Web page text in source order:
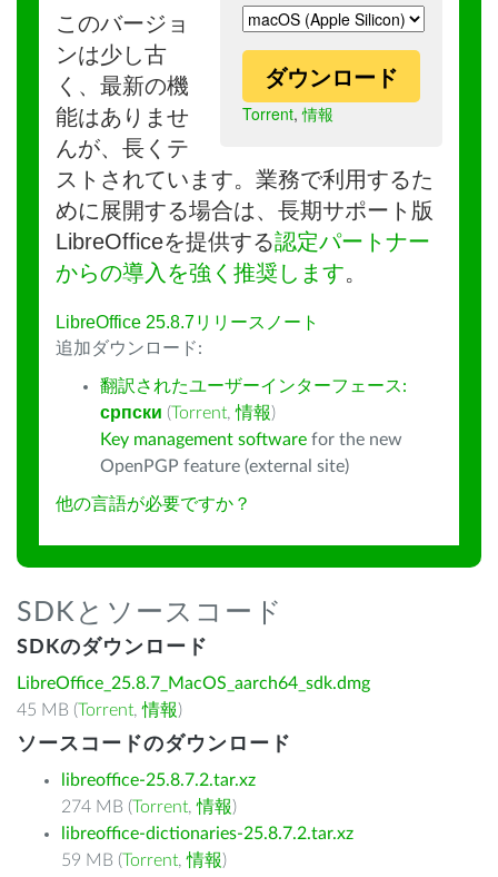
ダウンロード
Torrent,情報
このバージョ
ンは少し古
く、最新の機
能はありませ
んが、長くテ
ストされています。業務で利用するた
めに展開する場合は、長期サポート版
LibreOfficeを提供する認定パートナー
からの導入を強く推奨します。
LibreOffice 25.8.7リリースノート
追加ダウンロード:
翻訳されたユーザーインターフェース:
српски (Torrent,情報)
Key management software for the new
OpenPGP feature (external site)
他の言語が必要ですか？
SDKとソースコード
SDKのダウンロード
LibreOffice_25.8.7_MacOS_aarch64_sdk.dmg
45 MB (Torrent,情報)
ソースコードのダウンロード
libreoffice-25.8.7.2.tar.xz
274 MB (Torrent,情報)
libreoffice-dictionaries-25.8.7.2.tar.xz
59 MB (Torrent,情報)